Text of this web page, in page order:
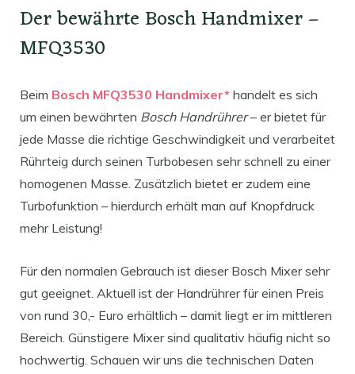
Der bewährte Bosch Handmixer –
MFQ3530
Beim Bosch MFQ3530 Handmixer* handelt es sich
um einen bewährten Bosch Handrührer– er bietet für
jede Masse die richtige Geschwindigkeit und verarbeitet
Rührteig durch seinen Turbobesen sehr schnell zu einer
homogenen Masse. Zusätzlich bietet er zudem eine
Turbofunktion – hierdurch erhält man auf Knopfdruck
mehr Leistung!
Für den normalen Gebrauch ist dieser Bosch Mixer sehr
gut geeignet. Aktuell ist der Handrührer für einen Preis
von rund 30,- Euro erhältlich – damit liegt er im mittleren
Bereich. Günstigere Mixer sind qualitativ häufig nicht so
hochwertig. Schauen wir uns die technischen Daten